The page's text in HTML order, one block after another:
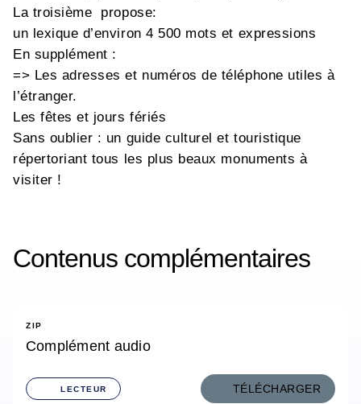
La troisième propose:
un lexique d’environ 4 500 mots et expressions
En supplément :
=> Les adresses et numéros de téléphone utiles à
l’étranger.
Les fêtes et jours fériés
Sans oublier : un guide culturel et touristique
répertoriant tous les plus beaux monuments à
visiter !
Contenus complémentaires
ZIP
Complément audio
LECTEUR TÉLÉCHARGER